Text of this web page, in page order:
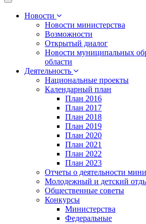
Toggle
navigationНовости
Новости министерства
Возможности
Открытый диалог
Новости муниципальных
области
Деятельность
Национальные проекты
Календарный план
План 2016
План 2017
План 2018
План 2019
План 2020
План 2021
План 2022
План 2023
Отчеты о деятельности
Молодежный и детский
Общественные советы
Конкурсы
Министерства
Федеральные